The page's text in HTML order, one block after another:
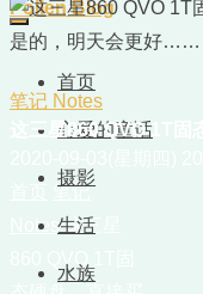
Pollen Blog
是的，明天会更好……
首页
心爱的童话
摄影
生活
水族
笔记 Notes
这三星860 QVO 1T固
笔记
Notes 这三星